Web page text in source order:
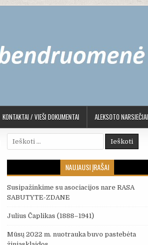
KONTAKTAI / VIEŠI DOKUMENTAI ALEKSOTO NARSIEČIAI
Ieškoti:
NAUJAUSI ĮRAŠAI
Susipažinkime su asociacijos nare RASA
SABUTYTE-ZDANE
Julius Čaplikas (1888–1941)
Mūsų 2022 m. nuotrauka buvo pastebėta